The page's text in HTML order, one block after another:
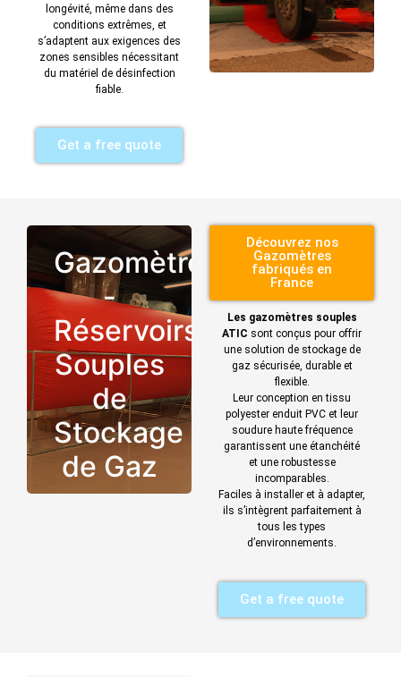
longévité, même dans des
conditions extrêmes, et
s’adaptent aux exigences des
zones sensibles nécessitant
du matériel de désinfection
fiable.
Get a free quote
Gazomètre
-
Réservoirs
Souples
de
Stockage
de Gaz
Découvrez nos
Gazomètres
fabriqués en
France
Les gazomètres souples
ATIC sont conçus pour offrir
une solution de stockage de
gaz sécurisée, durable et
flexible.
Leur conception en tissu
polyester enduit PVC et leur
soudure haute fréquence
garantissent une étanchéité
et une robustesse
incomparables.
Faciles à installer et à adapter,
ils s’intègrent parfaitement à
tous les types
d’environnements.
Get a free quote